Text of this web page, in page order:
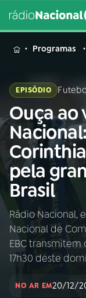
MENU
Buscar
na
Rádio
Nacional
01INÍCIO
A RÁDIO
03
Programas
EPISÓDIO
Ouça ao
pela
Brasil
Rádio Nacional,
Nacional de
EBC transmitem
17h30 deste
NO AR EM20/12/